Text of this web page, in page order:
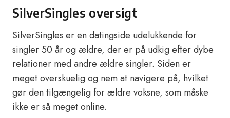
SilverSingles oversigt
SilverSingles er en datingside udelukkende for
singler 50 år og ældre, der er på udkig efter dybe
relationer med andre ældre singler. Siden er
meget overskuelig og nem at navigere på, hvilket
gør den tilgængelig for ældre voksne, som måske
ikke er så meget online.